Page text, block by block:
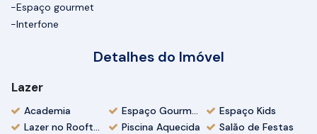
-Espaço gourmet
-Interfone
Detalhes do Imóvel
Lazer
Academia Espaço Gourmet
Espaço Kids
Lazer no Rooftop
Piscina Aquecida Salão de Festas